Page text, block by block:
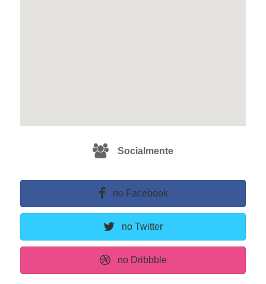
Socialmente
no Facebook
no Twitter
no Dribbble